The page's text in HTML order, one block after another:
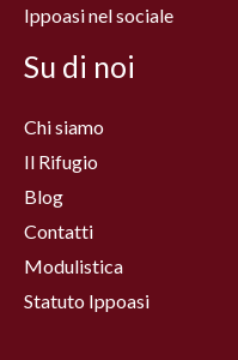
Ippoasi nel sociale
Su di noi
Chi siamo
Il Rifugio
Blog
Contatti
Modulistica
Statuto Ippoasi